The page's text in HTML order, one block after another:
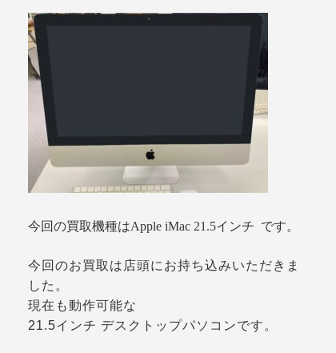
今回の買取機種はApple iMac 21.5インチ です。
今回のお買取は店頭にお持ち込みいただきま
した。
現在も動作可能な
21.5インチ デスクトップパソコンです。